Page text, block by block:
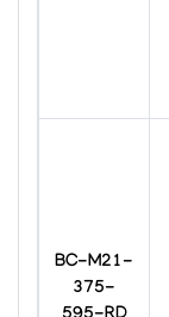
BC-M21-
375-